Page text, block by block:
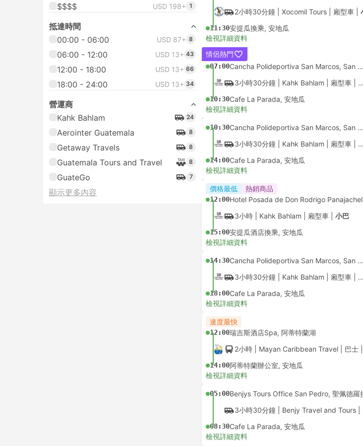
$$$$ USD 198+ 1
抵達時間
00:00 - 06:00
USD 87+ 8
06:00 - 12:00 USD 13+ 43
12:00 - 18:00 USD 13+ 66
18:00 - 24:00 USD 13+ 34
營運商
Kahk Bahlam
24
Aerointer Guatemala 8
Getaway Travels 8
Guatemala Tours and Travel 8
GuateGo 7
顯示更多內容
2小時30分鐘 | Xocomil Tours 廂型車
11:30安提瓜換乘, 安地瓜
檢視詳細資料
情侶熱門
07:00
Cancha Polideportiva San Marcos, San Marcos La Laguna
3小時30分鐘 | Kahk Bahlam 廂型車
10:30Cafe La Parada, 安地瓜
檢視詳細資料
10:30
Cancha Polideportiva San Marcos, San Marcos La Laguna
3小時30分鐘 | Kahk Bahlam 廂型車
14:00Cafe La Parada, 安地瓜
檢視詳細資料
價格最低 熱銷商品
12:00Hotel Posada de Don Rodrigo Panajachel
3小時 | Kahk Bahlam 廂型車 小巴
15:00安提瓜酒店換乘, 安地瓜
檢視詳細資料
14:30
Cancha Polideportiva San Marcos, San Marcos La Laguna
3小時30分鐘 | Kahk Bahlam 廂型車
18:00Cafe La Parada, 安地瓜
檢視詳細資料
速度最快
12:00瑞吉斯酒店Spa, 阿蒂特蘭湖
2小時 | Mayan Caribbean Travel 巴士
14:00阿蒂特蘭辦公室, 安地瓜
檢視詳細資料
05:00Benjys Tours Office San Pedro, 聖佩德羅
3小時30分鐘 | Benjy Travel and Tours
08:30Cafe La Parada, 安地瓜
檢視詳細資料